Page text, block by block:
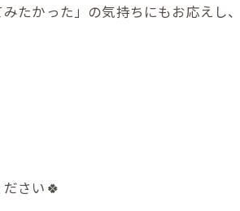
たかった」の気持ちにもお応えし
さい🍀